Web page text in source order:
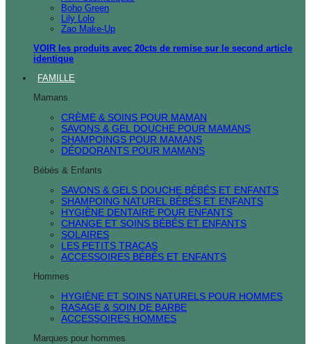
Boho Green
Lily Lolo
Zao Make-Up
VOIR les produits avec 20cts de remise sur le second article
identique
FAMILLE
Mamans
CRÈME & SOINS POUR MAMAN
SAVONS & GEL DOUCHE POUR MAMANS
SHAMPOINGS POUR MAMANS
DÉODORANTS POUR MAMANS
Bébés & Enfants
SAVONS & GELS DOUCHE BÉBÉS ET ENFANTS
SHAMPOING NATUREL BÉBÉS ET ENFANTS
HYGIÈNE DENTAIRE POUR ENFANTS
CHANGE ET SOINS BÉBÉS ET ENFANTS
SOLAIRES
LES PETITS TRACAS
ACCESSOIRES BÉBÉS ET ENFANTS
Hommes
HYGIÈNE ET SOINS NATURELS POUR HOMMES
RASAGE & SOIN DE BARBE
ACCESSOIRES HOMMES
Marques pour hommes